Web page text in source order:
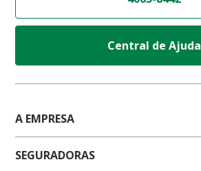
Central de Ajuda
A EMPRESA
SEGURADORAS